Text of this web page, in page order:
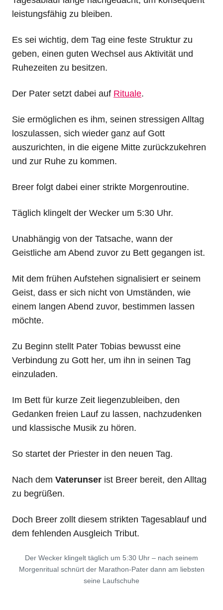
leistungsfähig zu bleiben.
Es sei wichtig, dem Tag eine feste Struktur zu
geben, einen guten Wechsel aus Aktivität und
Ruhezeiten zu besitzen.
Der Pater setzt dabei auf Rituale.
Sie ermöglichen es ihm, seinen stressigen Alltag
loszulassen, sich wieder ganz auf Gott
auszurichten, in die eigene Mitte zurückzukehren
und zur Ruhe zu kommen.
Breer folgt dabei einer strikte Morgenroutine.
Täglich klingelt der Wecker um 5:30 Uhr.
Unabhängig von der Tatsache, wann der
Geistliche am Abend zuvor zu Bett gegangen ist.
Mit dem frühen Aufstehen signalisiert er seinem
Geist, dass er sich nicht von Umständen, wie
einem langen Abend zuvor, bestimmen lassen
möchte.
Zu Beginn stellt Pater Tobias bewusst eine
Verbindung zu Gott her, um ihn in seinen Tag
einzuladen.
Im Bett für kurze Zeit liegenzubleiben, den
Gedanken freien Lauf zu lassen, nachzudenken
und klassische Musik zu hören.
So startet der Priester in den neuen Tag.
Nach dem Vaterunser ist Breer bereit, den Alltag
zu begrüßen.
Doch Breer zollt diesem strikten Tagesablauf und
dem fehlenden Ausgleich Tribut.
Der Wecker klingelt täglich um 5:30 Uhr – nach seinem
Morgenritual schnürt der Marathon-Pater dann am liebsten
seine Laufschuhe